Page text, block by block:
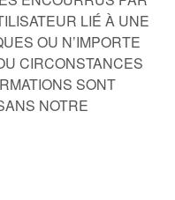
LIÉ À UNE
OU N’IMPORTE
CIRCONSTANCES
SONT
NOTRE